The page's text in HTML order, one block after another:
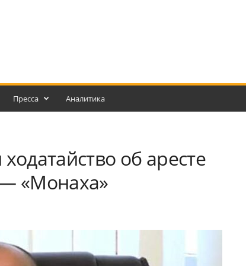
Пресса Аналитика
об аресте
«Монаха»